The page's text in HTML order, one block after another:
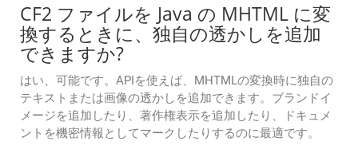
CF2 ファイルを Java の MHTML に変
換するときに、独自の透かしを追加
できますか?
はい、可能です。APIを使えば、MHTMLの変換時に独自の
テキストまたは画像の透かしを追加できます。ブランドイ
メージを追加したり、著作権表示を追加したり、ドキュメ
ントを機密情報としてマークしたりするのに最適です。